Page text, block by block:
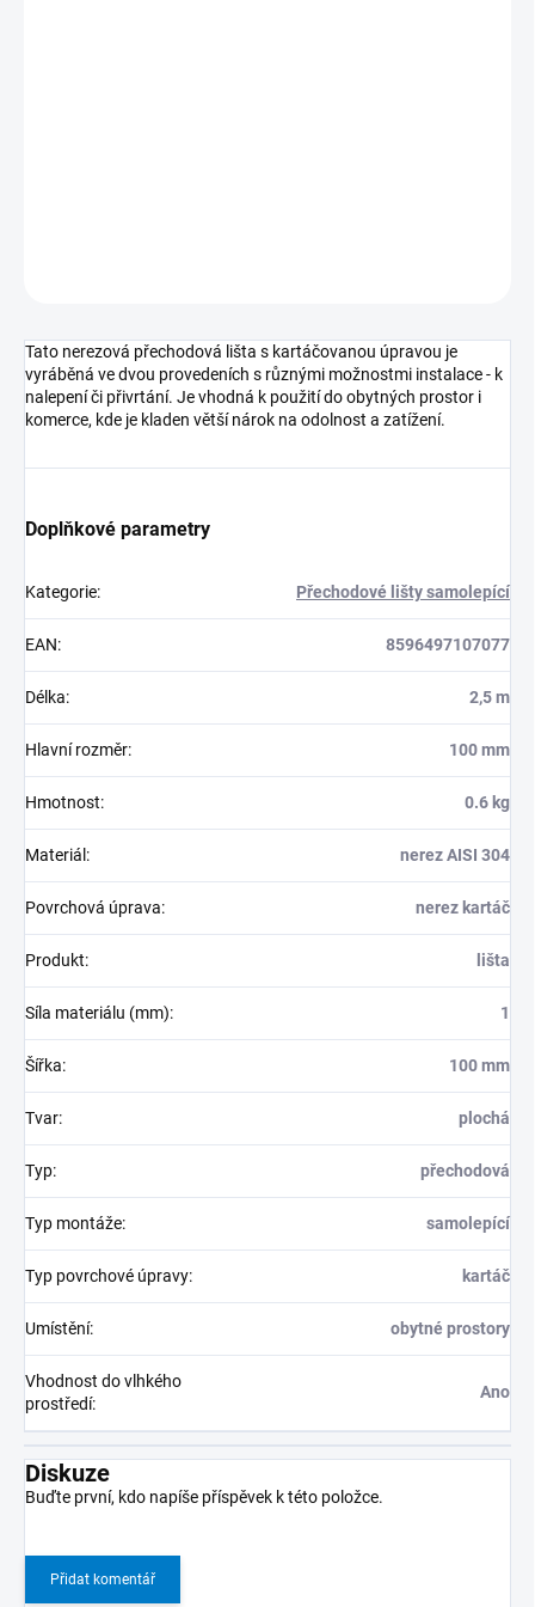
Tato nerezová přechodová lišta s kartáčovanou úpravou je
vyráběná ve dvou provedeních s různými možnostmi instalace - k
nalepení či přivrtání. Je vhodná k použití do obytných prostor i
komerce, kde je kladen větší nárok na odolnost a zatížení.
Doplňkové parametry
Kategorie: Přechodové lišty samolepící
EAN: 8596497107077
Délka: 2,5 m
Hlavní rozměr: 100 mm
Hmotnost: 0.6 kg
Materiál : nerez AISI 304
Povrchová úprava: nerez kartáč
Produkt: lišta
Síla materiálu (mm): 1
Šířka: 100 mm
Tvar: plochá
Typ: přechodová
Typ montáže: samolepící
Typ povrchové úpravy: kartáč
Umístění: obytné prostory
Vhodnost do vlhkého
prostředí:
Ano
Diskuze
Buďte první, kdo napíše příspěvek k této položce.
Přidat komentář